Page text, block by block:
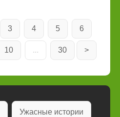
3 4 5 6
10 ... 30 >
Ужасные истории